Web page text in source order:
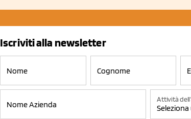
Iscriviti alla newsletter
Attività